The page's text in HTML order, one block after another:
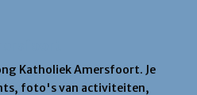
Katholiek Amersfoort. Je
foto's van activiteiten,